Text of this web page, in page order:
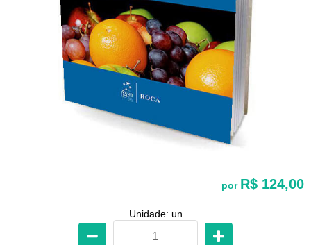
por R$ 124,00
Unidade: un